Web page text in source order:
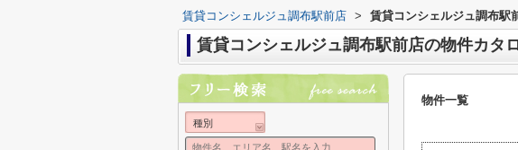
賃貸コンシェルジュ調布駅前店 > 賃貸コンシェルジュ調布駅
賃貸コンシェルジュ調布駅前店の物件カタ
物件一覧
種別